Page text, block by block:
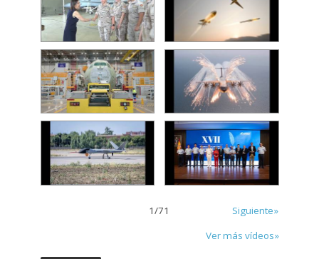
1/71
Siguiente»
Ver más vídeos»